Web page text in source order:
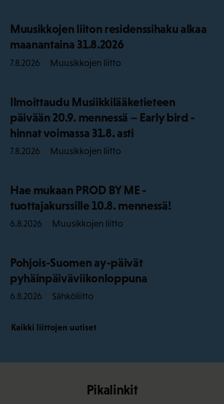
Muusikkojen liiton residenssihaku alkaa
maanantaina 31.8.2026
7.8.2026 Muusikkojen liitto
Ilmoittaudu Musiikkilääketieteen
päivään 20.9. mennessä – Early bird -
hinnat voimassa 31.8. asti
7.8.2026 Muusikkojen liitto
Hae mukaan PROD BY ME -
tuottajakurssille 10.8. mennessä!
6.8.2026 Muusikkojen liitto
Pohjois-Suomen ay-päivät
pyhäinpäiväviikonloppuna
6.8.2026 Sähköliitto
Kaikki liittojen uutiset
Pikalinkit